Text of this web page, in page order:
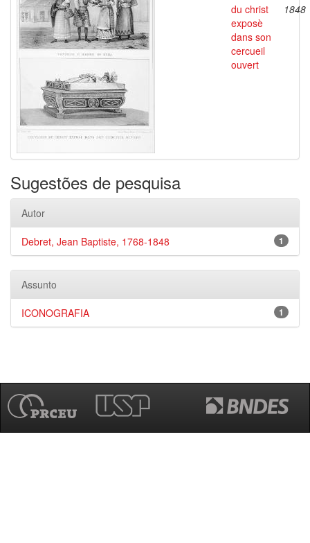
du christ
exposè
dans son
cercueil
ouvert
1848
Sugestões de pesquisa
Autor
1
Debret, Jean Baptiste, 1768-1848
Assunto
1
ICONOGRAFIA